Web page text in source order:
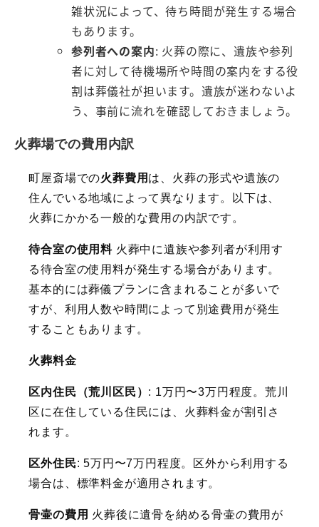
雑状況によって、待ち時間が発生する場合
もあります。
参列者への案内: 火葬の際に、遺族や参列
者に対して待機場所や時間の案内をする役
割は葬儀社が担います。遺族が迷わないよ
う、事前に流れを確認しておきましょう。
火葬場での費用内訳
町屋斎場での火葬費用 は、火葬の形式や遺族の
住んでいる地域によって異なります。以下は、
火葬にかかる一般的な費用の内訳です。
待合室の使用料 火葬中に遺族や参列者が利用す
る待合室の使用料が発生する場合があります。
基本的には葬儀プランに含まれることが多いで
すが、利用人数や時間によって別途費用が発生
することもあります。
火葬料金
区内住民（荒川区民） : 1万円〜3万円程度。荒川
区に在住している住民には、火葬料金が割引さ
れます。
区外住民: 5万円〜7万円程度。区外から利用する
場合は、標準料金が適用されます。
骨壷の費用 火葬後に遺骨を納める骨壷の費用が